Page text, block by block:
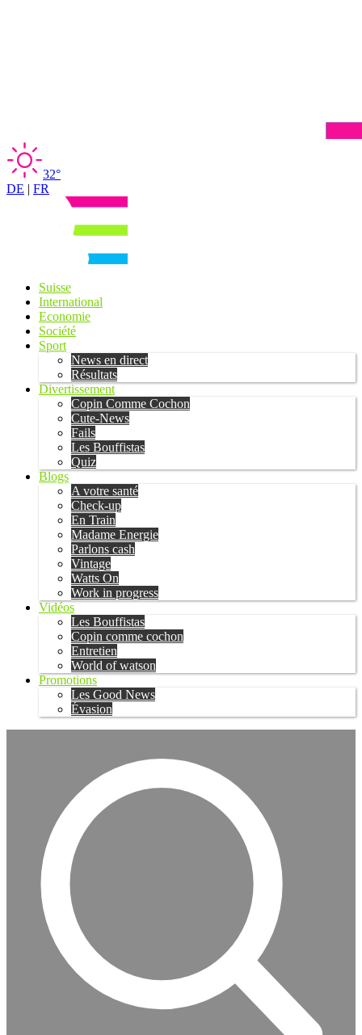
32°
DE | FR
Suisse
International
Economie
Société
Sport
News en direct
Résultats
Divertissement
Copin Comme Cochon
Cute-News
Fails
Les Bouffistas
Quiz
Blogs
A votre santé
Check-up
En Train
Madame Energie
Parlons cash
Vintage
Watts On
Work in progress
Vidéos
Les Bouffistas
Copin comme cochon
Entretien
World of watson
Promotions
Les Good News
Évasion